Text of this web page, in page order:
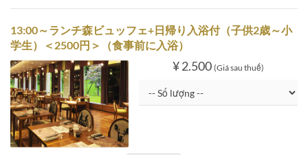
13:00～ランチ森ビュッフェ+日帰り入浴付（子供2歳～小
学生）＜2500円＞（食事前に入浴）
¥ 2.500 (Giá sau thuế)